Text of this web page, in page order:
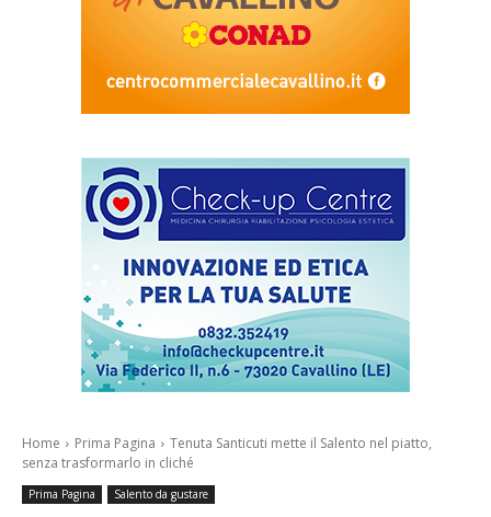
Home Prima Pagina
Tenuta Santicuti mette il Salento nel piatto,
senza trasformarlo in cliché
Prima Pagina Salento da gustare